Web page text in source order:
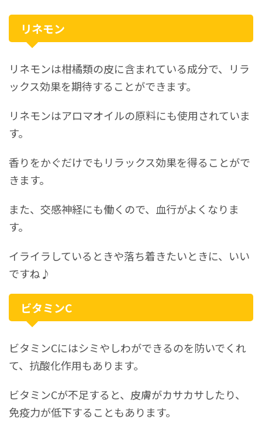
リネモン
リネモンは柑橘類の皮に含まれている成分で、リラ
ックス効果を期待することができます。
リネモンはアロマオイルの原料にも使用されていま
す。
香りをかぐだけでもリラックス効果を得ることがで
きます。
また、交感神経にも働くので、血行がよくなりま
す。
イライラしているときや落ち着きたいときに、いい
ですね♪
ビタミンC
ビタミンCにはシミやしわができるのを防いでくれ
て、抗酸化作用もあります。
ビタミンCが不足すると、皮膚がカサカサしたり、
免疫力が低下することもあります。